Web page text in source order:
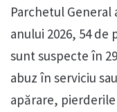
Parchetul
anului 2026, 54
sunt suspecte în
abuz în serviciu
apărare,